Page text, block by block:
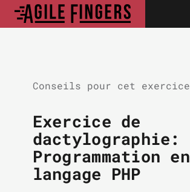
Conseils pour cet exercice
Exercice de
dactylographie:
Programmation en
langage PHP